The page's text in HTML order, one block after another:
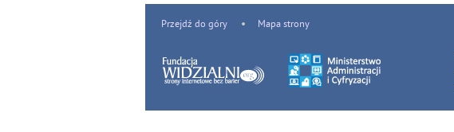
Przejdź do góry Mapa strony